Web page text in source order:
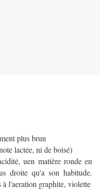
plus brun
lactée, ni de boisé)
uen matière ronde en
droite qu'a son habitude.
l'aeration graphite, violette